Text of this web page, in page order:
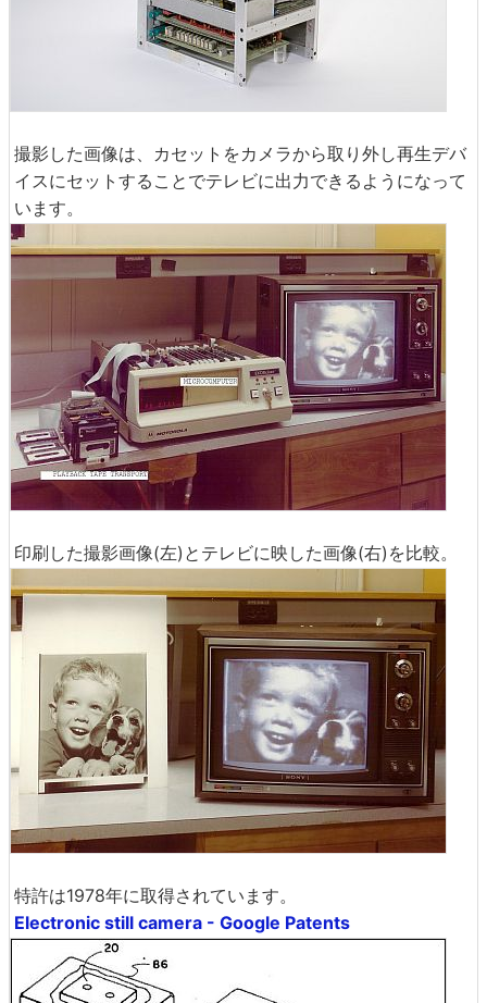
撮影した画像は、カセットをカメラから取り外し再生デバ
イスにセットすることでテレビに出力できるようになって
います。
印刷した撮影画像(左)とテレビに映した画像(右)を比較。
特許は1978年に取得されています。
Electronic still camera - Google Patents